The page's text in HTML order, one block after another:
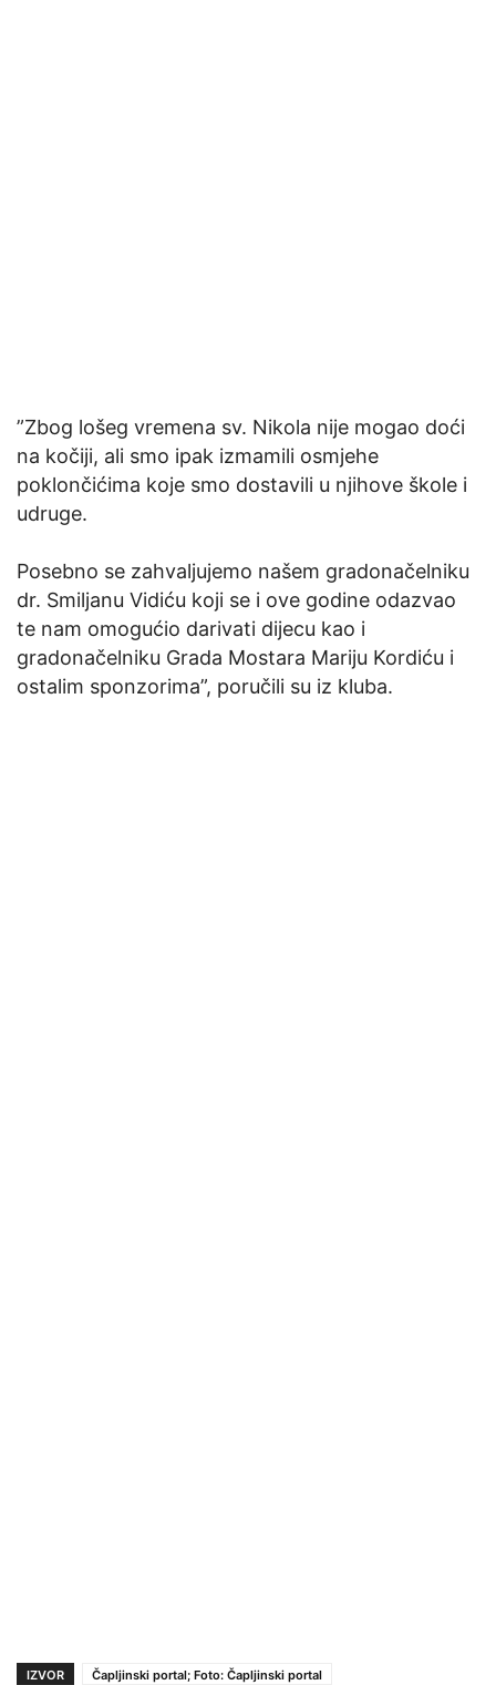
”Zbog lošeg vremena sv. Nikola nije mogao doći
na kočiji, ali smo ipak izmamili osmjehe
poklončićima koje smo dostavili u njihove škole i
udruge.
Posebno se zahvaljujemo našem gradonačelniku
dr. Smiljanu Vidiću koji se i ove godine odazvao
te nam omogućio darivati dijecu kao i
gradonačelniku Grada Mostara Mariju Kordiću i
ostalim sponzorima”, poručili su iz kluba.
IZVOR
Čapljinski portal; Foto: Čapljinski portal